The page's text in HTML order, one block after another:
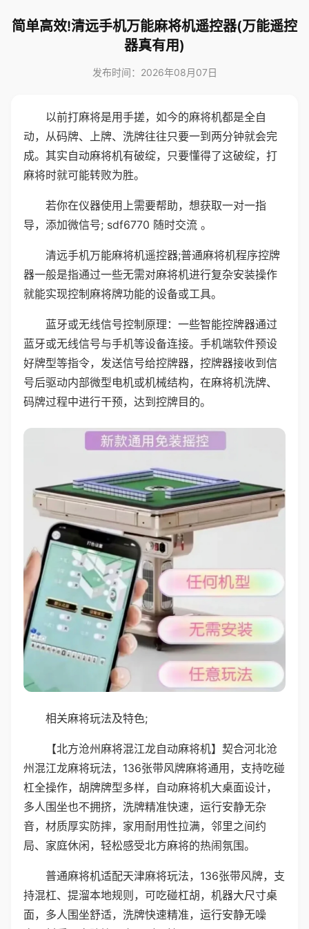
简单高效!清远手机万能麻将机遥控器(万能遥控
器真有用)
发布时间：2026年08月07日
以前打麻将是用手搓，如今的麻将机都是全自
动，从码牌、上牌、洗牌往往只要一到两分钟就会完
成。其实自动麻将机有破绽，只要懂得了这破绽，打
麻将时就可能转败为胜。
若你在仪器使用上需要帮助，想获取一对一指
导，添加微信号; sdf6770 随时交流 。
清远手机万能麻将机遥控器;普通麻将机程序控牌
器一般是指通过一些无需对麻将机进行复杂安装操作
就能实现控制麻将牌功能的设备或工具。
蓝牙或无线信号控制原理：一些智能控牌器通过
蓝牙或无线信号与手机等设备连接。手机端软件预设
好牌型等指令，发送信号给控牌器，控牌器接收到信
号后驱动内部微型电机或机械结构，在麻将机洗牌、
码牌过程中进行干预，达到控牌目的。
相关麻将玩法及特色;
【北方沧州麻将混江龙自动麻将机】契合河北沧
州混江龙麻将玩法，136张带风牌麻将通用，支持吃碰
杠全操作，胡牌牌型多样，自动麻将机大桌面设计，
多人围坐也不拥挤，洗牌精准快速，运行安静无杂
音，材质厚实防摔，家用耐用性拉满，邻里之间约
局、家庭休闲，轻松感受北方麻将的热闹氛围。
普通麻将机适配天津麻将玩法，136张带风牌，支
持混杠、提溜本地规则，可吃碰杠胡，机器大尺寸桌
面，多人围坐舒适，洗牌快速精准，运行安静无噪